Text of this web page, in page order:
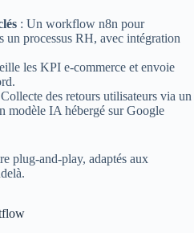
: Un workflow n8n pour
un processus RH, avec intégration
les KPI e-commerce et envoie
des retours utilisateurs via un
modèle IA hébergé sur Google
plug-and-play, adaptés aux